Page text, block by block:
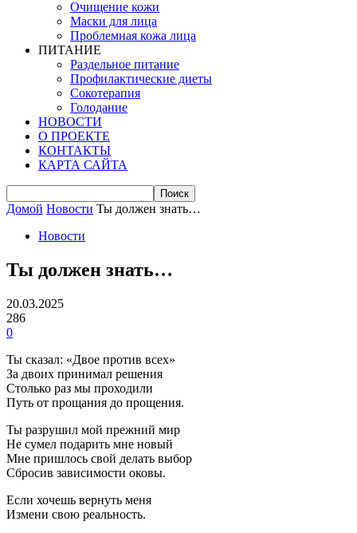
Очищение кожи
Маски для лица
Проблемная кожа лица
ПИТАНИЕ
Раздельное питание
Профилактические диеты
Сокотерапия
Голодание
НОВОСТИ
О ПРОЕКТЕ
КОНТАКТЫ
КАРТА САЙТА
Домой Новости Ты должен знать…
Новости
Ты должен знать…
20.03.2025
286
0
Ты сказал: «Двое против всех»
За двоих принимал решения
Столько раз мы проходили
Путь от прощания до прощения.
Ты разрушил мой прежний мир
Не сумел подарить мне новый
Мне пришлось свой делать выбор
Сбросив зависимости оковы.
Если хочешь вернуть меня
Измени свою реальность.